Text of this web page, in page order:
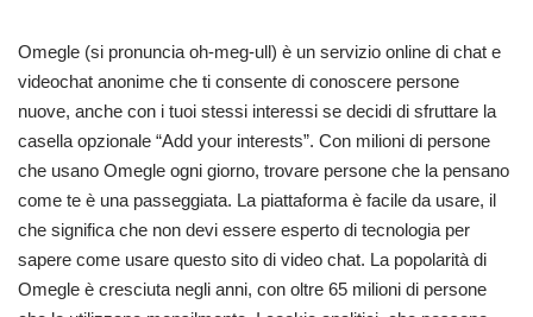
Omegle (si pronuncia oh-meg-ull) è un servizio online di chat e
videochat anonime che ti consente di conoscere persone
nuove, anche con i tuoi stessi interessi se decidi di sfruttare la
casella opzionale “Add your interests”. Con milioni di persone
che usano Omegle ogni giorno, trovare persone che la pensano
come te è una passeggiata. La piattaforma è facile da usare, il
che significa che non devi essere esperto di tecnologia per
sapere come usare questo sito di video chat. La popolarità di
Omegle è cresciuta negli anni, con oltre 65 milioni di persone